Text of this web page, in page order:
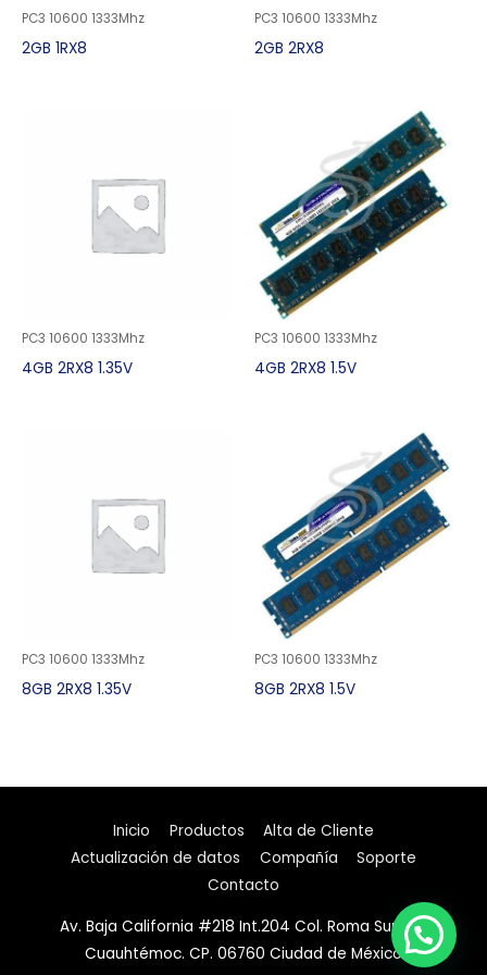
PC3 10600 1333Mhz
2GB 1RX8
PC3 10600 1333Mhz
2GB 2RX8
PC3 10600 1333Mhz
4GB 2RX8 1.35V
PC3 10600 1333Mhz
4GB 2RX8 1.5V
PC3 10600 1333Mhz
8GB 2RX8 1.35V
PC3 10600 1333Mhz
8GB 2RX8 1.5V
Inicio Productos
Alta de Cliente
Actualización de datos
Compañía
Soporte
Contacto
Av. Baja California #218 Int.204 Col. Roma Sur Del.
Cuauhtémoc. CP. 06760 Ciudad de México